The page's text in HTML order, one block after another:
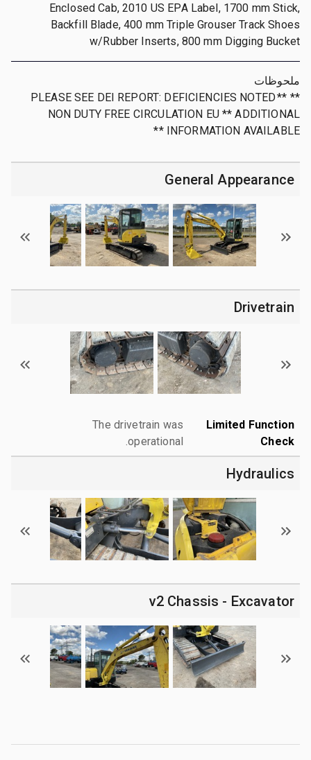
Enclosed Cab, 2010 US EPA Label, 1700 mm Stick,
Backfill Blade, 400 mm Triple Grouser Track Shoes
w/Rubber Inserts, 800 mm Digging Bucket
ملحوظات
** PLEASE SEE DEI REPORT: DEFICIENCIES NOTED **
NON DUTY FREE CIRCULATION EU ** ADDITIONAL
INFORMATION AVAILABLE **
General Appearance
Drivetrain
Limited Function
Check
The drivetrain was
operational.
Hydraulics
v2 Chassis - Excavator